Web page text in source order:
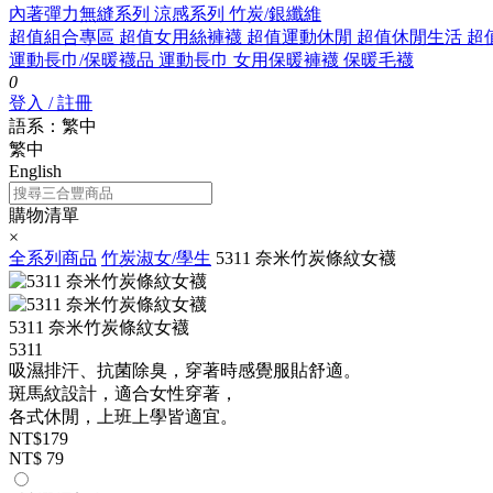
內著彈力無縫系列 涼感系列 竹炭/銀纖維
超值組合專區 超值女用絲褲襪 超值運動休閒 超值休閒生活 超
運動長巾/保暖襪品 運動長巾 女用保暖褲襪 保暖毛襪
0
登入 / 註冊
語系：繁中
繁中
English
購物清單
×
全系列商品 竹炭淑女/學生 5311 奈米竹炭條紋女襪
5311 奈米竹炭條紋女襪
5311
吸濕排汗、抗菌除臭，穿著時感覺服貼舒適。
斑馬紋設計，適合女性穿著，
各式休閒，上班上學皆適宜。
NT$179
NT$ 79